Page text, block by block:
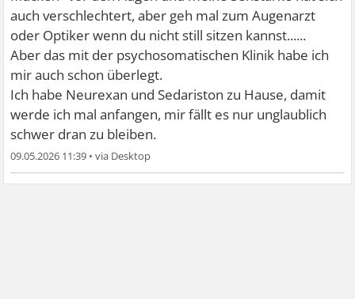
auch verschlechtert, aber geh mal zum Augenarzt
oder Optiker wenn du nicht still sitzen kannst......
Aber das mit der psychosomatischen Klinik habe ich
mir auch schon überlegt.
Ich habe Neurexan und Sedariston zu Hause, damit
werde ich mal anfangen, mir fällt es nur unglaublich
schwer dran zu bleiben.
09.05.2026 11:39 •